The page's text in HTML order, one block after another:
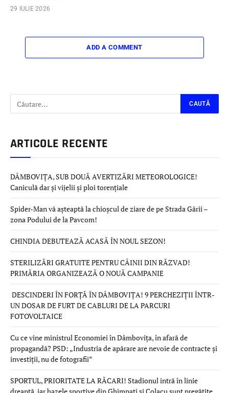
29 IULIE 2026
ADD A COMMENT
ARTICOLE RECENTE
DÂMBOVIȚA, SUB DOUĂ AVERTIZĂRI METEOROLOGICE!
Caniculă dar și vijelii și ploi torențiale
Spider-Man vă așteaptă la chioșcul de ziare de pe Strada Gării –
zona Podului de la Pavcom!
CHINDIA DEBUTEAZĂ ACASĂ ÎN NOUL SEZON!
STERILIZĂRI GRATUITE PENTRU CÂINII DIN RĂZVAD!
PRIMĂRIA ORGANIZEAZĂ O NOUĂ CAMPANIE
DESCINDERI ÎN FORȚĂ ÎN DÂMBOVIȚA! 9 PERCHEZIȚII ÎNTR-
UN DOSAR DE FURT DE CABLURI DE LA PARCURI
FOTOVOLTAICE
Cu ce vine ministrul Economiei în Dâmbovița, în afară de
propagandă? PSD: „Industria de apărare are nevoie de contracte și
investiții, nu de fotografii”
SPORTUL, PRIORITATE LA RĂCARI! Stadionul intră în linie